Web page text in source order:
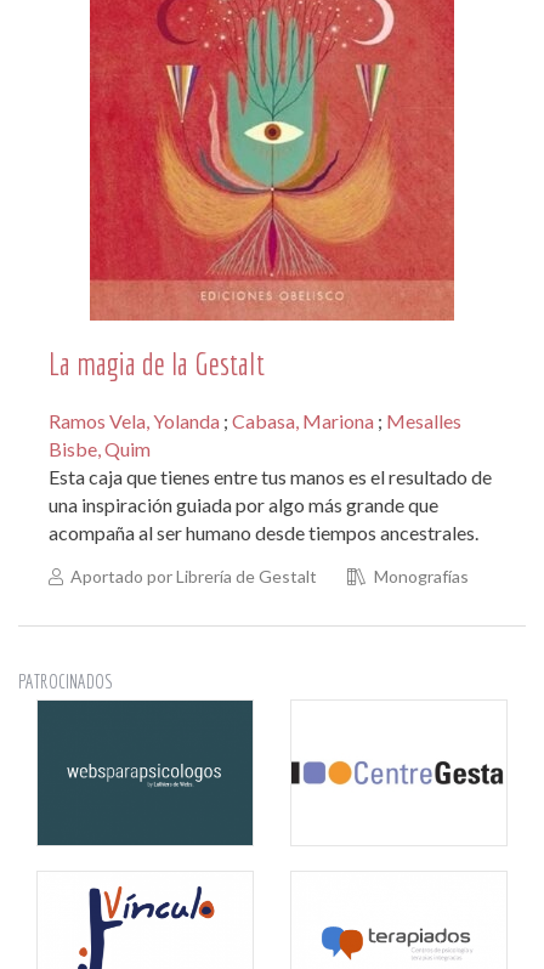
La magia de la Gestalt
Ramos Vela, Yolanda ; Cabasa, Mariona ; Mesalles
Bisbe, Quim
Esta caja que tienes entre tus manos es el resultado de
una inspiración guiada por algo más grande que
acompaña al ser humano desde tiempos ancestrales.
Aportado por Librería de Gestalt Monografías
PATROCINADOS